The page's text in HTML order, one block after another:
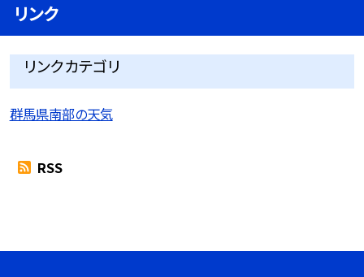
リンク
リンクカテゴリ
群馬県南部の天気
RSS